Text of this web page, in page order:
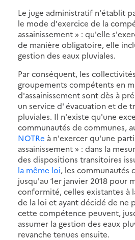
Le juge administratif n'établit
le mode d'exercice de la
assainissement » : qu'elle
de manière obligatoire, elle
gestion des eaux pluviales.
Par conséquent, les
groupements compétents en
d'assainissement sont dès à
un service d' évacuation et de
pluviales. Il n'existe qu'une
communautés de communes,
NOTRe à n'exercer qu'une
assainissement » : dans la
des dispositions transitoires
la même loi, les communautés
jusqu'au 1er janvier 2018 pour
conformité, celles existantes à
de la loi et ayant décidé de ne
cette compétence peuvent,
assumer la gestion des eaux
revanche tenues ensuite.